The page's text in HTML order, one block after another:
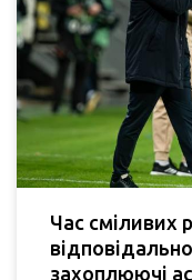
Час сміливих
захоплюючі